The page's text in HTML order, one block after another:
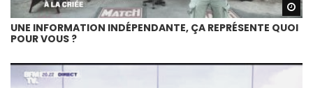
UNE INFORMATION INDÉPENDANTE, ÇA REPRÉSENTE QUOI
POUR VOUS ?